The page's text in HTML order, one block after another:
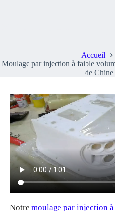
Accueil
Moulage par injection à faible
de Chine
Notre moulage par injection